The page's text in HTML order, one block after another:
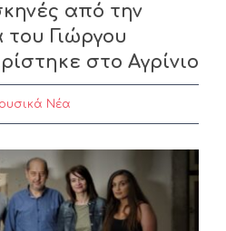
από την
του Γιώργου
στο Αγρίνιο
Νέα